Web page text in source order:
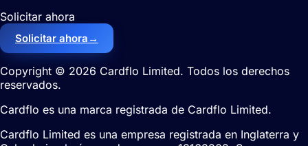
Solicitar ahora
Solicitar ahora →
Copyright © 2026 Cardflo Limited. Todos los derechos
reservados.
Cardflo es una marca registrada de Cardflo Limited.
Cardflo Limited es una empresa registrada en Inglaterra y